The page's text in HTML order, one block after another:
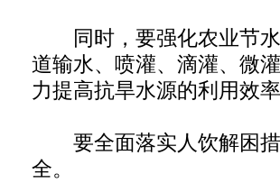
同时，要强化农业节水
道输水、喷灌、滴灌、微
力提高抗旱水源的利用效率
要全面落实人饮解困措
全。